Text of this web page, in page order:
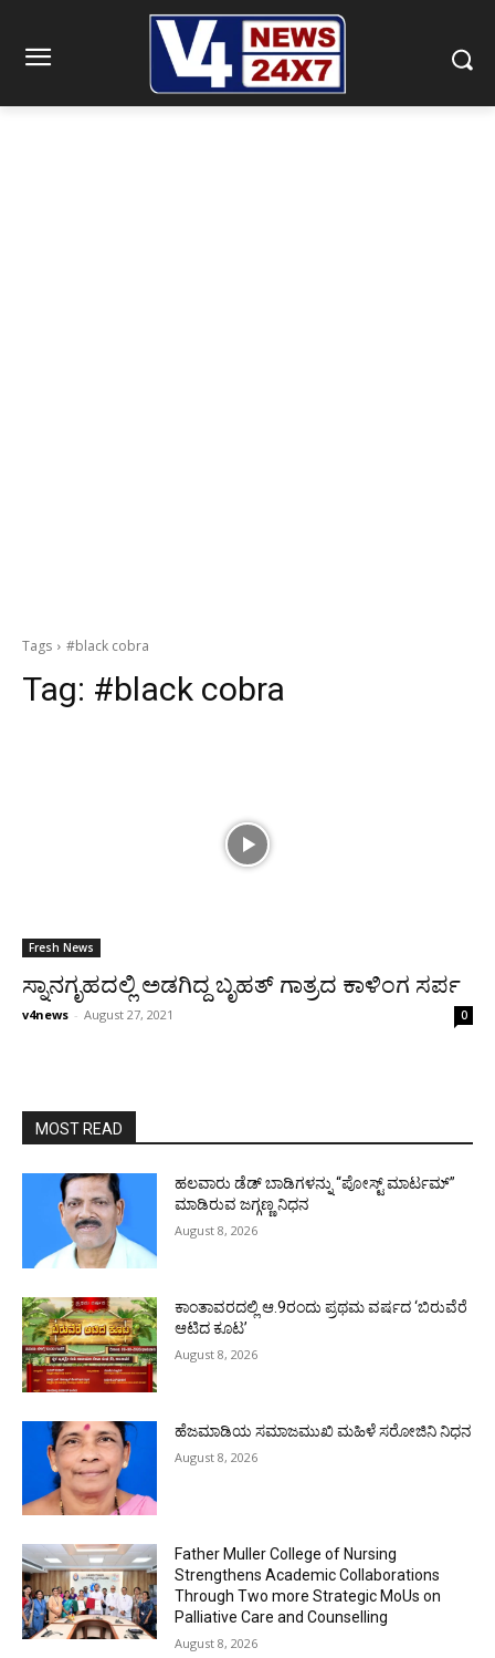
Tags #black cobra
Tag: #black cobra
Fresh News
ಸ್ನಾನಗೃಹದಲ್ಲಿ ಅಡಗಿದ್ದ ಬೃಹತ್ ಗಾತ್ರದ ಕಾಳಿಂಗ ಸರ್ಪ
v4news - August 27, 2021 0
MOST READ
ಹಲವಾರು ಡೆಡ್ ಬಾಡಿಗಳನ್ನು “ಪೋಸ್ಟ್ ಮಾರ್ಟಮ್”
ಮಾಡಿರುವ ಜಗ್ಗಣ್ಣ ನಿಧನ
August 8, 2026
ಕಾಂತಾವರದಲ್ಲಿ ಆ.9ರಂದು ಪ್ರಥಮ ವರ್ಷದ ‘ಬಿರುವೆರೆ
ಆಟಿದ ಕೂಟ’
August 8, 2026
ಹೆಜಮಾಡಿಯ ಸಮಾಜಮುಖಿ ಮಹಿಳೆ ಸರೋಜಿನಿ ನಿಧನ
August 8, 2026
Father Muller College of Nursing
Strengthens Academic Collaborations
Through Two more Strategic MoUs on
Palliative Care and Counselling
August 8, 2026